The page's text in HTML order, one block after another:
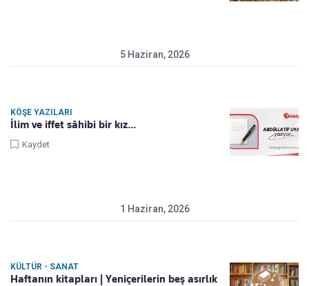
5 Haziran, 2026
KÖŞE YAZILARI
İlim ve iffet sâhibi bir kız...
Kaydet
1 Haziran, 2026
KÜLTÜR - SANAT
Haftanın kitapları | Yeniçerilerin beş asırlık